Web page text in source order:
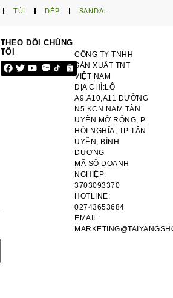
TÚI DÉP SANDAL
THEO DÕI CHÚNG
TÔI
CÔNG TY TNHH
SẢN XUẤT TNT
VIỆT NAM
ĐỊA CHỈ:LÔ
A9,A10,A11 ĐƯỜNG
N5 KCN NAM TÂN
UYÊN MỞ RỘNG, P.
HỘI NGHĨA, TP TÂN
UYÊN, BÌNH
DƯƠNG
MÃ SỐ DOANH
NGHIỆP:
3703093370
HOTLINE:
02743653684
EMAIL: